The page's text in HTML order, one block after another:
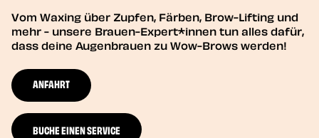
Vom Waxing über Zupfen, Färben, Brow-Lifting und
mehr - unsere Brauen-Expert*innen tun alles dafür,
dass deine Augenbrauen zu Wow-Brows werden!
ANFAHRT
BUCHE EINEN SERVICE